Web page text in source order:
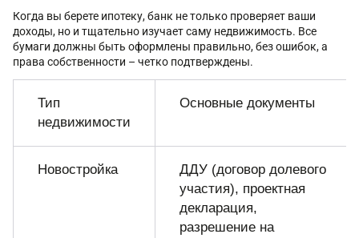
Когда вы берете ипотеку, банк не только проверяет ваши
доходы, но и тщательно изучает саму недвижимость. Все
бумаги должны быть оформлены правильно, без ошибок, а
права собственности – четко подтверждены.
Тип
недвижимости
Основные документы
Новостройка
ДДУ (договор долевого
участия), проектная
декларация,
разрешение на